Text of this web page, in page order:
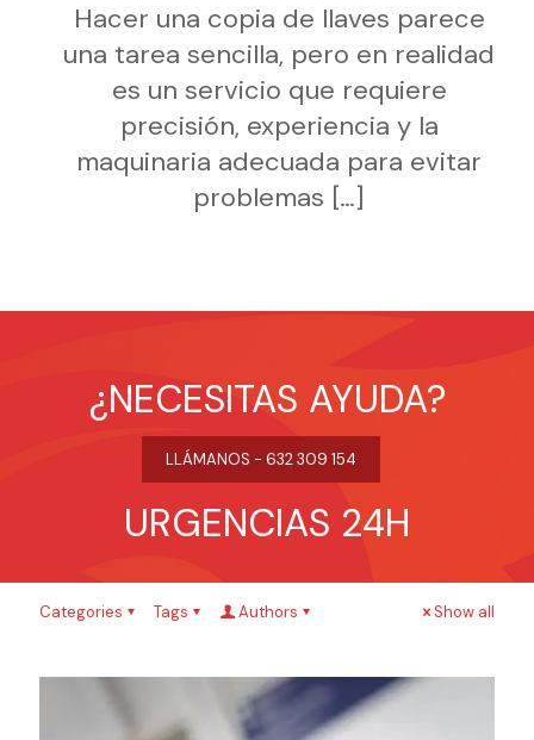
Hacer una copia de llaves parece
una tarea sencilla, pero en realidad
es un servicio que requiere
precisión, experiencia y la
maquinaria adecuada para evitar
problemas […]
¿NECESITAS AYUDA?
LLÁMANOS - 632 309 154
URGENCIAS 24H
Categories Tags Authors Show all